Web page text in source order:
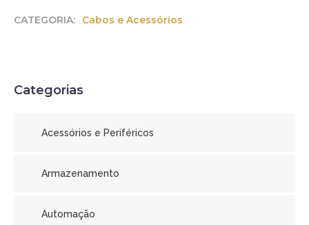
CATEGORIA: Cabos e Acessórios
Categorias
Acessórios e Periféricos
Armazenamento
Automação